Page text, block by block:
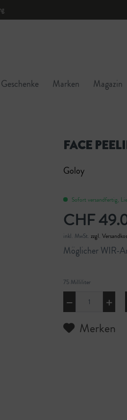
Geschenke Marken Magazin
FACE
Goloy
Sofort versandfertig,
CHF
inkl. MwSt.zzgl.
Möglicher WIR-
75 Milliliter
Merken